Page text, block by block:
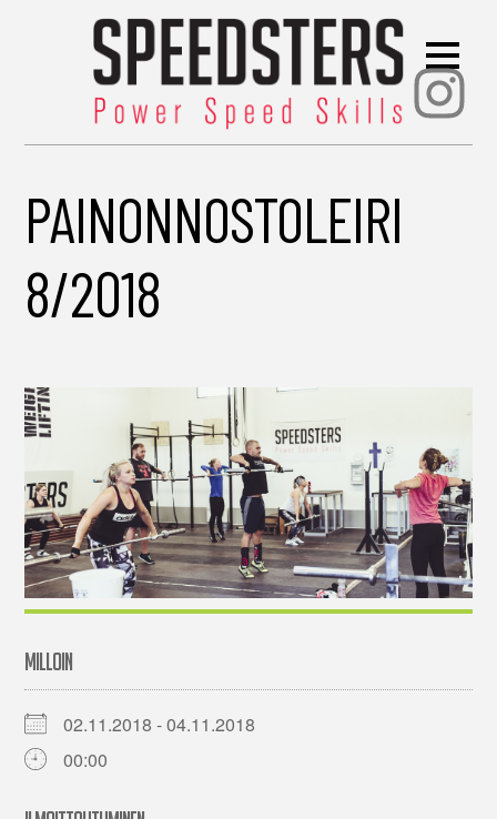
PAINONNOSTOLEIRI
8/2018
MILLOIN
02.11.2018 - 04.11.2018
00:00